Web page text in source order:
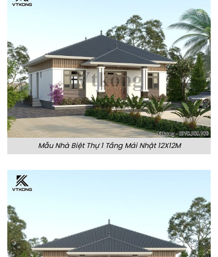
Mẫu Nhà Biệt Thự 1 Tầng Mái Nhật 12X12M